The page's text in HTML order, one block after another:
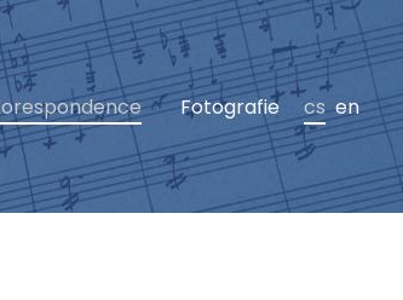
Fotografie cs en